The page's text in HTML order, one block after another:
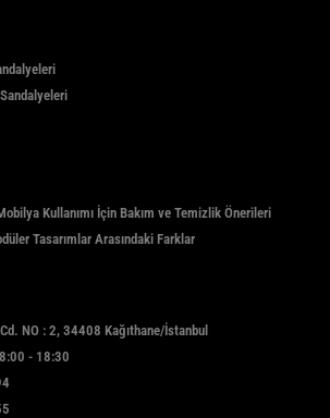
Kullanımı İçin Bakım ve Temizlik Önerileri
Tasarımlar Arasındaki Farklar
NO : 2, 34408 Kağıthane/İstanbul
- 18:30